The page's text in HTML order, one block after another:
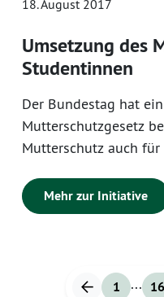
18. August 2017
Umsetzung des
Studentinnen
Der Bundestag hat
Mutterschutzgesetz
Mutterschutz auch
Mehr zur Initiative
1 ...